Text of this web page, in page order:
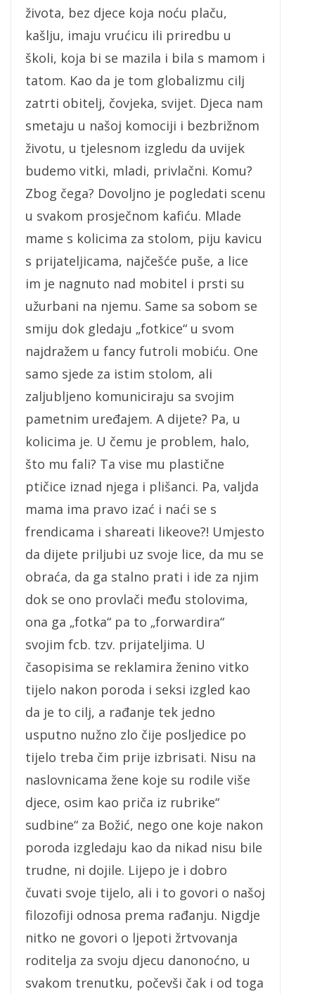
života, bez djece koja noću plaču,
kašlju, imaju vrućicu ili priredbu u
školi, koja bi se mazila i bila s mamom i
tatom. Kao da je tom globalizmu cilj
zatrti obitelj, čovjeka, svijet. Djeca nam
smetaju u našoj komociji i bezbrižnom
životu, u tjelesnom izgledu da uvijek
budemo vitki, mladi, privlačni. Komu?
Zbog čega? Dovoljno je pogledati scenu
u svakom prosječnom kafiću. Mlade
mame s kolicima za stolom, piju kavicu
s prijateljicama, najčešće puše, a lice
im je nagnuto nad mobitel i prsti su
užurbani na njemu. Same sa sobom se
smiju dok gledaju „fotkice“ u svom
najdražem u fancy futroli mobiću. One
samo sjede za istim stolom, ali
zaljubljeno komuniciraju sa svojim
pametnim uređajem. A dijete? Pa, u
kolicima je. U čemu je problem, halo,
što mu fali? Ta vise mu plastične
ptičice iznad njega i plišanci. Pa, valjda
mama ima pravo izać i naći se s
frendicama i shareati likeove?! Umjesto
da dijete priljubi uz svoje lice, da mu se
obraća, da ga stalno prati i ide za njim
dok se ono provlači među stolovima,
ona ga „fotka“ pa to „forwardira“
svojim fcb. tzv. prijateljima. U
časopisima se reklamira ženino vitko
tijelo nakon poroda i seksi izgled kao
da je to cilj, a rađanje tek jedno
usputno nužno zlo čije posljedice po
tijelo treba čim prije izbrisati. Nisu na
naslovnicama žene koje su rodile više
djece, osim kao priča iz rubrike“
sudbine“ za Božić, nego one koje nakon
poroda izgledaju kao da nikad nisu bile
trudne, ni dojile. Lijepo je i dobro
čuvati svoje tijelo, ali i to govori o našoj
filozofiji odnosa prema rađanju. Nigdje
nitko ne govori o ljepoti žrtvovanja
roditelja za svoju djecu danonoćno, u
svakom trenutku, počevši čak i od toga